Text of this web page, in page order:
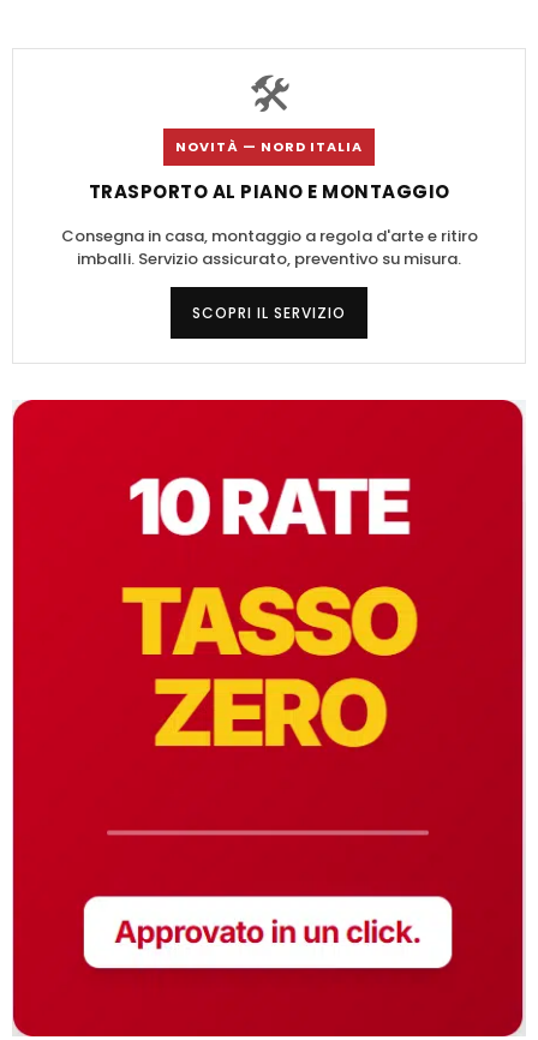
🛠️
NOVITÀ — NORD ITALIA
TRASPORTO AL PIANO E MONTAGGIO
Consegna in casa, montaggio a regola d'arte e ritiro
imballi. Servizio assicurato, preventivo su misura.
SCOPRI IL SERVIZIO